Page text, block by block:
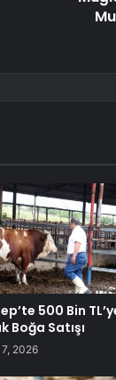
500 Bin
Boğa Satışı
2026